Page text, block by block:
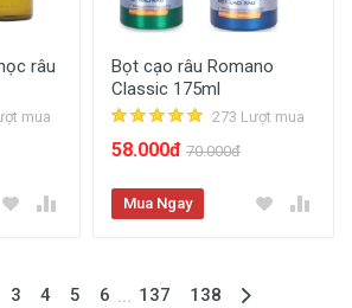
râu
mua
Bọt cạo râu Romano
Classic 175ml
273 Lượt mua
58.000đ 70.000đ
Mua Ngay
3 4 5 6 ... 137 138